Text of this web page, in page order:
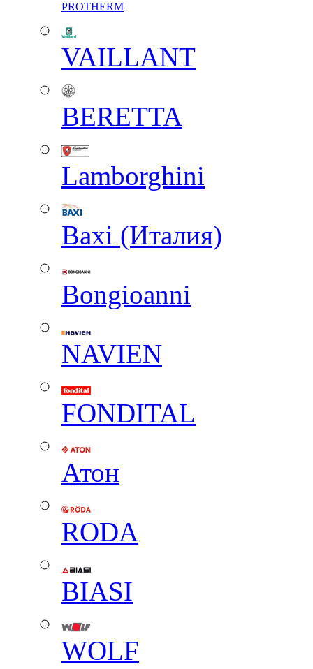
PROTHERM
VAILLANT
BERETTA
Lamborghini
Baxi (Италия)
Вongioanni
NAVIEN
FONDITAL
Атон
RODA
BIASI
WOLF